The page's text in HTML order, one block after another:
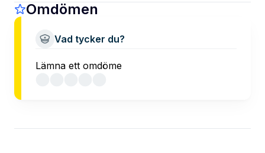
Omdömen
Vad tycker du?
Lämna ett omdöme